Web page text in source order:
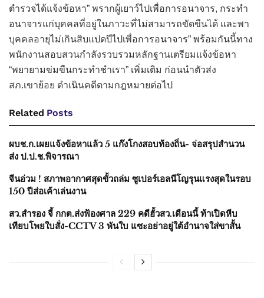
ตำรวจได้แจ้งข้อหา” พรากผู้เยาว์ไปเพื่อการอนาจาร, กระทำ
อนาจารแก่บุคคลที่อยู่ในภาวะที่ไม่สามารถขัดขืนได้ และพา
บุคคลอายุไม่เกินสิบแปดปีไปเพื่อการอนาจาร” พร้อมกันนี้ทาง
พนักงานสอบสวนกำลังรวบรวมหลักฐานเตรียมแจ้งข้อหา
“พยายามข่มขืนกระทำชำเรา” เพิ่มเติม ก่อนนำตัวส่ง
สภ.เขาย้อย ดำเนินคดีตามกฎหมายต่อไป
Related Posts
ผบช.ก.เผยแจ้งข้อหาแล้ว 5 แก๊งโกงสอบท้องถิ่น- จ่อสรุปสำนวน
ส่ง ป.ป.ช.พิจารณา
จีนอ่วม ! สภาพอากาศสุดขั้วถล่ม ซูเปอร์เอลนีโญรุนแรงสุดในรอบ
150 ปีส่อเค้าเล่นงาน
สว.สำรอง จี้ กกต.ส่งฟ้องศาล 229 คดีฮั้วสว.เดือนนี้ ท้าเปิดหีบ
เทียบโพยใบสั่ง-CCTV 3 พันใบ แซะอย่าอยู่ใต้อำนาจใส่ขาสั้น